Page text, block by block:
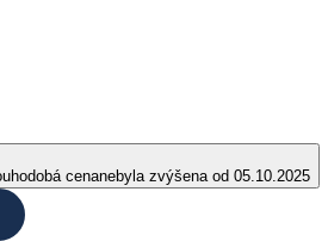
cenanebyla zvýšena od 05.10.2025